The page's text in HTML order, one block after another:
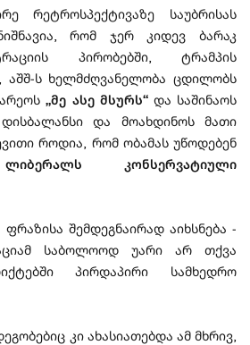
რეტროსპექტივაზე საუბრისას
რომ ჯერ კიდევ ბარაკ
პირობებში, ტრამპის
აშშ-ს ხელმძღვანელობა ცდილობს
„მე ასე მსურს“და საშინაოს
დისბალანსი და მოახდინოს მათი
როდია, რომ ობამას უწოდებენ
კონსერვატიული
შემდეგნაირად აიხსნება -
საბოლოოდ უარი არ თქვა
პირდაპირი სამხედრო
კი ახასიათებდა ამ მხრივ,